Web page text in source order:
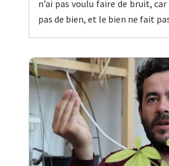
n’ai pas voulu faire de bruit,
pas de bien, et le bien ne fait